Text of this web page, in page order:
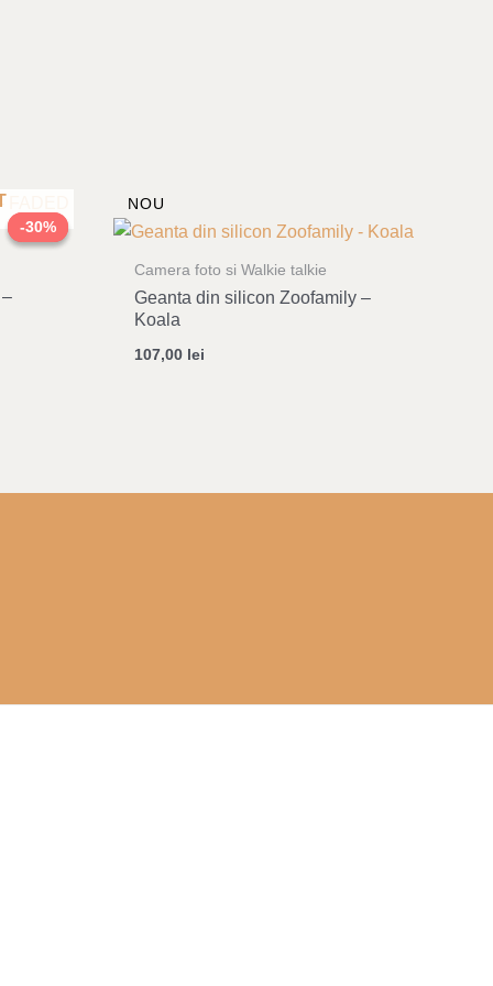
-30%
-30%
NOU
Camera foto si Walkie talkie
Geanta din silicon Zoofamily –
Koala
107,00 lei